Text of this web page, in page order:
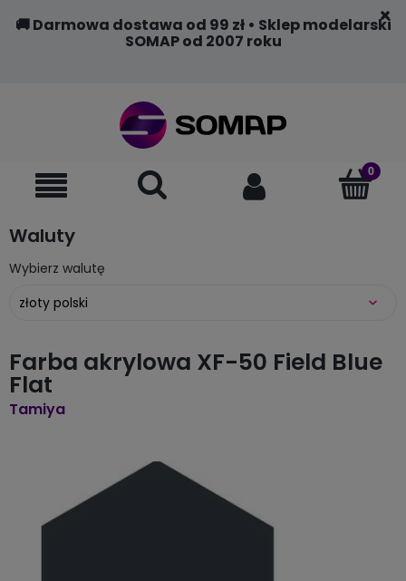
🚚 Darmowa dostawa od 99 zł • Sklep modelarski
SOMAP od 2007 roku
Waluty
Wybierz walutę
Farba akrylowa XF-50 Field Blue
Flat
Tamiya